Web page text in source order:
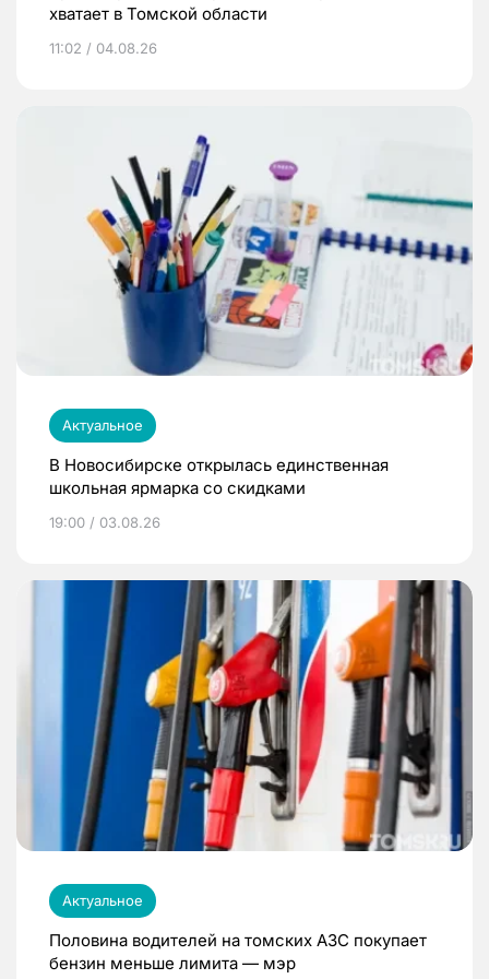
хватает в Томской области
11:02 / 04.08.26
Актуальное
В Новосибирске открылась единственная
школьная ярмарка со скидками
19:00 / 03.08.26
Актуальное
Половина водителей на томских АЗС покупает
бензин меньше лимита — мэр